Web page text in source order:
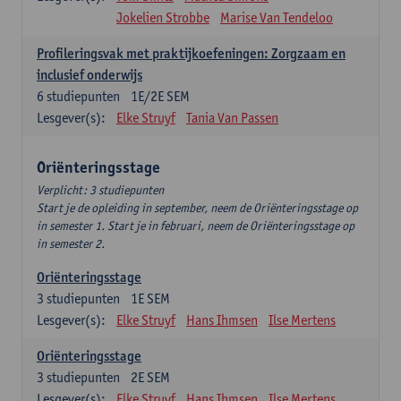
Jokelien Strobbe
Marise Van Tendeloo
Profileringsvak met praktijkoefeningen: Zorgzaam en
inclusief onderwijs
1E/2E SEM
6 studiepunten
Lesgever(s):
Elke Struyf Tania Van Passen
Oriënteringsstage
Verplicht: 3 studiepunten
Start je de opleiding in september, neem de Oriënteringsstage op
in semester 1. Start je in februari, neem de Oriënteringsstage op
in semester 2.
Oriënteringsstage
1E SEM
3 studiepunten
Lesgever(s):
Elke Struyf Hans Ihmsen Ilse Mertens
Oriënteringsstage
2E SEM
3 studiepunten